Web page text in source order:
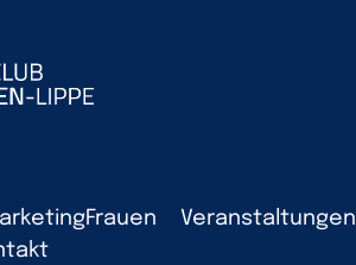
Veranstaltungen